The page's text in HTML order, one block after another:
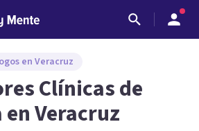
en Veracruz
Clínicas de
Veracruz